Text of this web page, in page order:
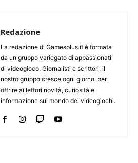
Redazione
La redazione di Gamesplus.it è formata
da un gruppo variegato di appassionati
di videogioco. Giornalisti e scrittori, il
nostro gruppo cresce ogni giorno, per
offrire ai lettori novità, curiosità e
informazione sul mondo dei videogiochi.